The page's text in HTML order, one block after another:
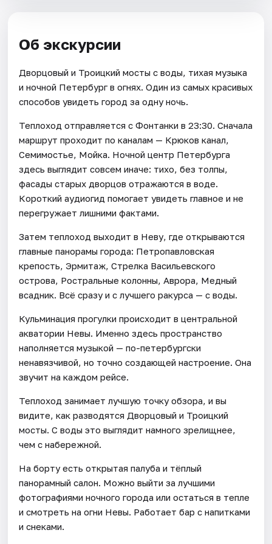
Об экскурсии
Дворцовый и Троицкий мосты с воды, тихая музыка
и ночной Петербург в огнях. Один из самых красивых
способов увидеть город за одну ночь.
Теплоход отправляется с Фонтанки в 23:30. Сначала
маршрут проходит по каналам — Крюков канал,
Семимостье, Мойка. Ночной центр Петербурга
здесь выглядит совсем иначе: тихо, без толпы,
фасады старых дворцов отражаются в воде.
Короткий аудиогид помогает увидеть главное и не
перегружает лишними фактами.
Затем теплоход выходит в Неву, где открываются
главные панорамы города: Петропавловская
крепость, Эрмитаж, Стрелка Васильевского
острова, Ростральные колонны, Аврора, Медный
всадник. Всё сразу и с лучшего ракурса — с воды.
Кульминация прогулки происходит в центральной
акватории Невы. Именно здесь пространство
наполняется музыкой — по-петербургски
ненавязчивой, но точно создающей настроение. Она
звучит на каждом рейсе.
Теплоход занимает лучшую точку обзора, и вы
видите, как разводятся Дворцовый и Троицкий
мосты. С воды это выглядит намного зрелищнее,
чем с набережной.
На борту есть открытая палуба и тёплый
панорамный салон. Можно выйти за лучшими
фотографиями ночного города или остаться в тепле
и смотреть на огни Невы. Работает бар с напитками
и снеками.